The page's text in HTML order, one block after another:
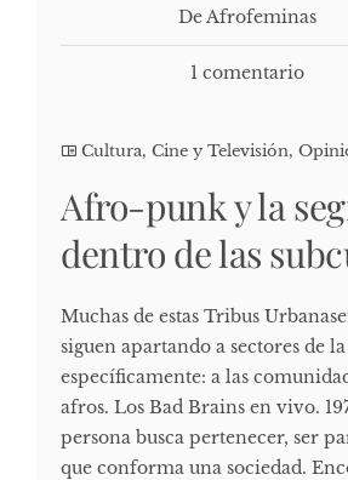
De Afrofeminas
1 comentario
Cultura, Cine y Televisión,
Afro-punk y la
dentro de las
Muchas de estas Tribus
siguen apartando a sectores de
específicamente: a las
afros. Los Bad Brains en vivo.
persona busca pertenecer, ser
que conforma una sociedad.